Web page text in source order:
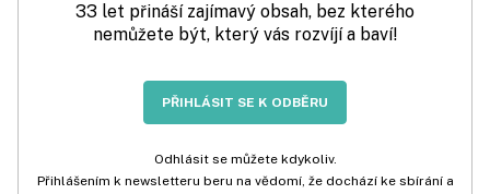
33 let přináší zajímavý obsah, bez kterého
nemůžete být, který vás rozvíjí a baví!
PŘIHLÁSIT SE K ODBĚRU
Odhlásit se můžete kdykoliv.
Přihlášením k newsletteru beru na vědomí, že dochází ke sbírání a